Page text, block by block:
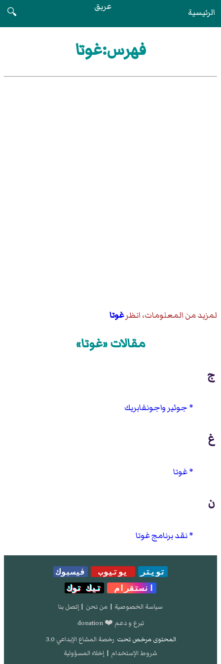
الرئيسية عريق
🔍
فهرس:غوتا
لمزيد من المعلومات، انظرغوتا
مقالات «غوتا»
ج
جوثير واجونفابريك
غ
غوتا
ن
نقد برنامج غوتا
تويتر يوتيوب
فيسبوك
انستقرام
تيك توك
سياسة الخصوصية | من نحن | إتصل بنا
تبرع و دعم ❤️ donation
المحتوى مرخص تحت رخصة المشاع الإبداعي 3.0
شروط الإستخدام | إخلاء المسؤولية